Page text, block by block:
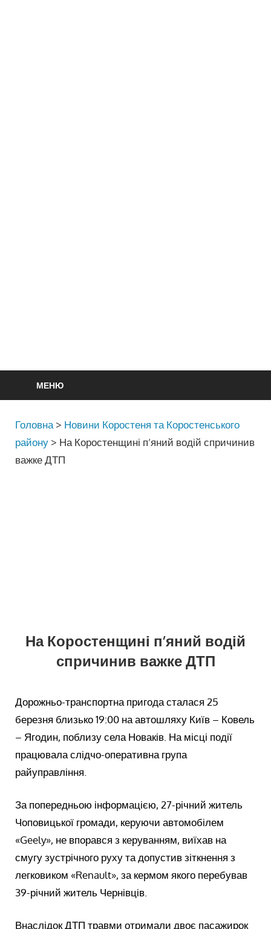
МЕНЮ
Головна > Новини Коростеня та Коростенського
району > На Коростенщині п’яний водій спричинив
важке ДТП
На Коростенщині п’яний водій
спричинив важке ДТП
Дорожньо-транспортна пригода сталася 25
березня близько 19:00 на автошляху Київ – Ковель
– Ягодин, поблизу села Новаків. На місці події
працювала слідчо-оперативна група
райуправління.
За попередньою інформацією, 27-річний житель
Чоповицької громади, керуючи автомобілем
«Geely», не впорався з керуванням, виїхав на
смугу зустрічного руху та допустив зіткнення з
легковиком «Renault», за кермом якого перебував
39-річний житель Чернівців.
Внаслідок ДТП травми отримали двоє пасажирок